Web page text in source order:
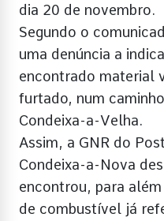
dia 20 de novembro.
Segundo o
uma denúncia a
encontrado material
furtado, num
Condeixa-a-Velha.
Assim, a GNR do
Condeixa-a-Nova
encontrou, para
de combustível já